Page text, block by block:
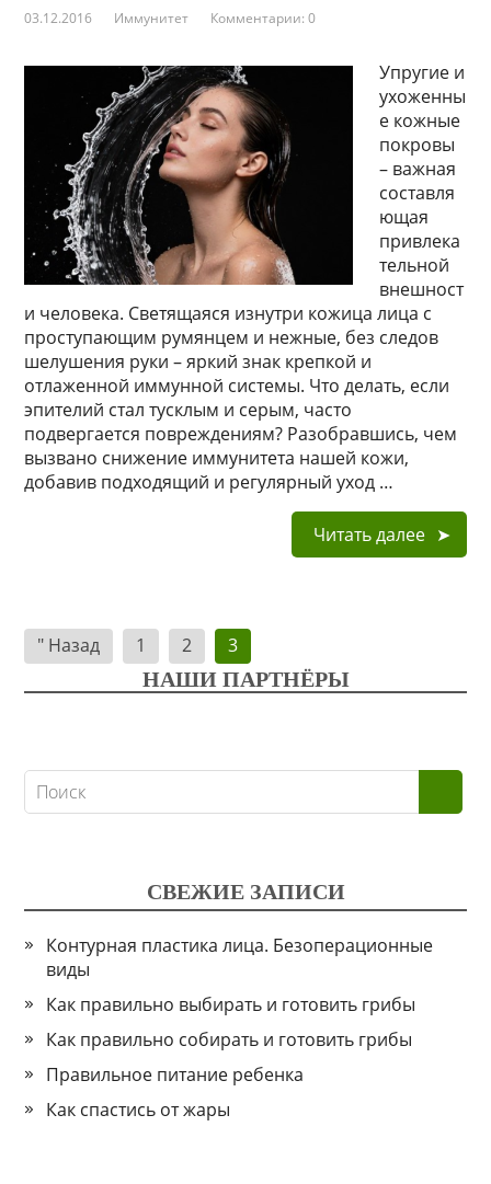
03.12.2016 Иммунитет Комментарии: 0
Упругие и
ухоженны
е кожные
покровы
– важная
составля
ющая
привлека
тельной
внешност
и человека. Светящаяся изнутри кожица лица с
проступающим румянцем и нежные, без следов
шелушения руки – яркий знак крепкой и
отлаженной иммунной системы. Что делать, если
эпителий стал тусклым и серым, часто
подвергается повреждениям? Разобравшись, чем
вызвано снижение иммунитета нашей кожи,
добавив подходящий и регулярный уход …
Читать далее
Навигация
по
" Назад 1 2
3
НАШИ ПАРТНЁРЫ
СВЕЖИЕ ЗАПИСИ
Контурная пластика лица. Безоперационные
виды
Как правильно выбирать и готовить грибы
Как правильно собирать и готовить грибы
Правильное питание ребенка
Как спастись от жары